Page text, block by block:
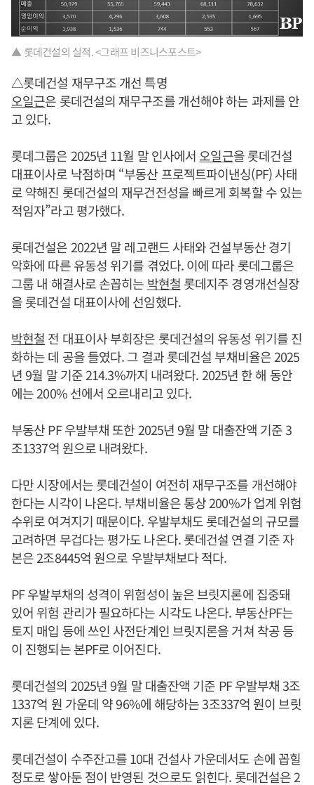
▲ 롯데건설의 실적. <그래프 비즈니스포스트>
△롯데건설 재무구조 개선 특명
오일근은 롯데건설의 재무구조를 개선해야 하는 과제를 안
고 있다.
롯데그룹은 2025년 11월 말 인사에서 오일근을 롯데건설
대표이사로 낙점하며 “부동산 프로젝트파이낸싱(PF) 사태
로 약해진 롯데건설의 재무건전성을 빠르게 회복할 수 있는
적임자”라고 평가했다.
롯데건설은 2022년 말 레고랜드 사태와 건설부동산 경기
악화에 따른 유동성 위기를 겪었다. 이에 따라 롯데그룹은
그룹 내 해결사로 손꼽히는 박현철롯데지주 경영개선실장
을 롯데건설 대표이사에 선임했다.
박현철 전 대표이사 부회장은 롯데건설의 유동성 위기를 진
화하는 데 공을 들였다. 그 결과 롯데건설 부채비율은 2025
년 9월 말 기준 214.3%까지 내려왔다. 2025년 한 해 동안
에는 200% 선에서 오르내리고 있다.
부동산 PF 우발부채 또한 2025년 9월 말 대출잔액 기준 3
조1337억 원으로 내려왔다.
다만 시장에서는 롯데건설이 여전히 재무구조를 개선해야
한다는 시각이 나온다. 부채비율은 통상 200%가 업계 위험
수위로 여겨지기 때문이다. 우발부채도 롯데건설의 규모를
고려하면 무겁다는 평가도 나온다. 롯데건설 연결 기준 자
본은 2조8445억 원으로 우발부채보다 적다.
PF 우발부채의 성격이 위험성이 높은 브릿지론에 집중돼
있어 위험 관리가 필요하다는 시각도 나온다. 부동산PF는
토지 매입 등에 쓰인 사전단계인 브릿지론을 거쳐 착공 등
이 진행되는 본PF로 이어진다.
롯데건설의 2025년 9월 말 대출잔액 기준 PF 우발부채 3조
1337억 원 가운데 약 96%에 해당하는 3조337억 원이 브릿
지론 단계에 있다.
롯데건설이 수주잔고를 10대 건설사 가운데서도 손에 꼽힐
정도로 쌓아둔 점이 반영된 것으로도 읽힌다. 롯데건설은 2